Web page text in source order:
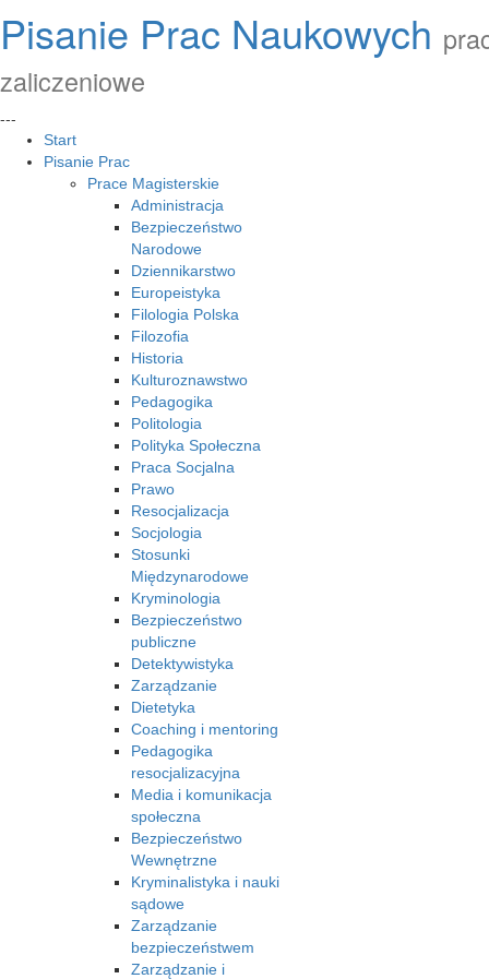
Pisanie Prac Naukowych
zaliczeniowe
---
Start
Pisanie Prac
Prace Magisterskie
Administracja
Bezpieczeństwo
Narodowe
Dziennikarstwo
Europeistyka
Filologia Polska
Filozofia
Historia
Kulturoznawstwo
Pedagogika
Politologia
Polityka Społeczna
Praca Socjalna
Prawo
Resocjalizacja
Socjologia
Stosunki
Międzynarodowe
Kryminologia
Bezpieczeństwo
publiczne
Detektywistyka
Zarządzanie
Dietetyka
Coaching i mentoring
Pedagogika
resocjalizacyjna
Media i komunikacja
społeczna
Bezpieczeństwo
Wewnętrzne
Kryminalistyka i nauki
sądowe
Zarządzanie
bezpieczeństwem
Zarządzanie i